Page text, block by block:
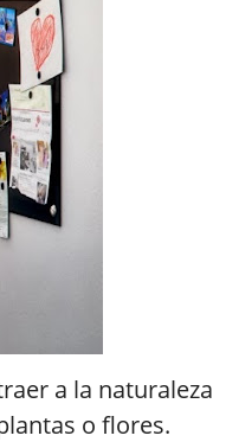
a la naturaleza
o flores.